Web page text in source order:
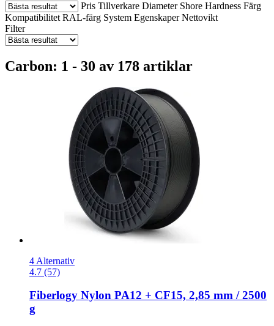
Pris Tillverkare Diameter Shore Hardness Färg
Kompatibilitet RAL-färg System Egenskaper Nettovikt
Filter
Carbon: 1 - 30 av 178 artiklar
4 Alternativ
4.7 (57)
Fiberlogy Nylon PA12 + CF15, 2,85 mm / 2500
g